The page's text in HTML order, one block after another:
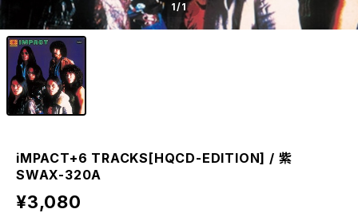
1/1
iMPACT+6 TRACKS[HQCD-EDITION] / 紫
SWAX-320A
¥3,080